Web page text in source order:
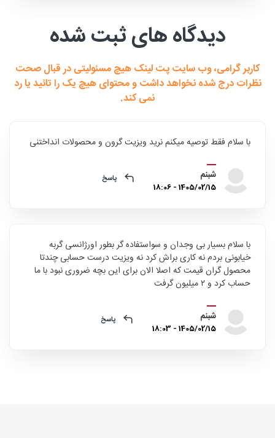
دیدگاه های ثبت شده
کاربر گرامی، وب سایت پت لینک هیچ مسئولیتی در قبال صحت
نظرات درج شده نخواهد داشت و محتوای هیچ یک را تائید یا رد
نمی کند.
با سلام فقط توصیه میکنم نرید ویزیت گرون و محصولات انداختنی
شبنم
1405/02/15 - 18:06
پاسخ
با سلام بسیار بی وجدان و سواستفاده گر بطور اورژانسی گربه
خیابونی بردم نه کاری براش کرد نه ویزیت درست حسابی چندتا
محصول گران قیمت که اصلا الان برای این بچه ضروری نبود با ما
حساب کرد و ۲ میلیون گرفت
شبنم
1405/02/15 - 18:03
پاسخ